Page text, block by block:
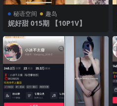
秘语空间 趣岛
妮好甜 015期 【10P1V】